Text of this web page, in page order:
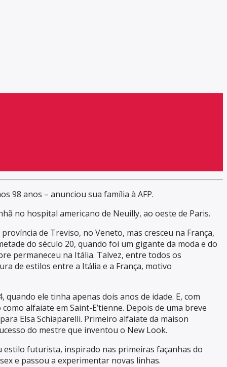
98 anos – anunciou sua família à AFP.
no hospital americano de Neuilly, ao oeste de Paris.
de Treviso, no Veneto, mas cresceu na França,
do século 20, quando foi um gigante da moda e do
permaneceu na Itália. Talvez, entre todos os
de estilos entre a Itália e a França, motivo
ele tinha apenas dois anos de idade. E, com
alfaiate em Saint-E’tienne. Depois de uma breve
Elsa Schiaparelli. Primeiro alfaiate da maison
do mestre que inventou o New Look.
estilo futurista, inspirado nas primeiras façanhas do
e passou a experimentar novas linhas.